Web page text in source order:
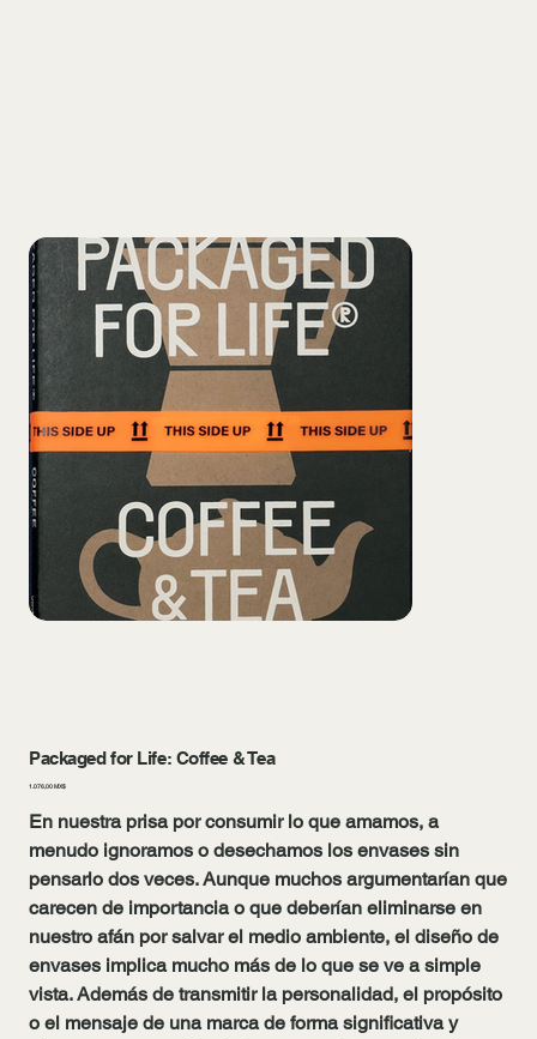
Packaged for Life: Coffee & Tea
Preis
1.076,00 MX$
En nuestra prisa por consumir lo que amamos, a
menudo ignoramos o desechamos los envases sin
pensarlo dos veces. Aunque muchos argumentarían que
carecen de importancia o que deberían eliminarse en
nuestro afán por salvar el medio ambiente, el diseño de
envases implica mucho más de lo que se ve a simple
vista. Además de transmitir la personalidad, el propósito
o el mensaje de una marca de forma significativa y